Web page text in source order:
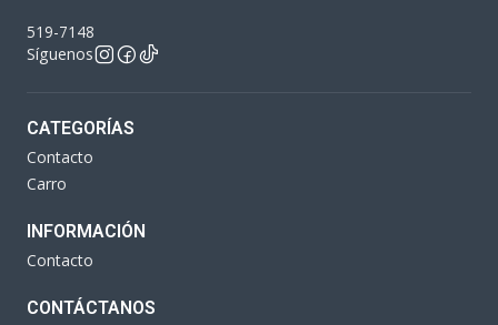
519-7148
Síguenos
CATEGORÍAS
Contacto
Carro
INFORMACIÓN
Contacto
CONTÁCTANOS